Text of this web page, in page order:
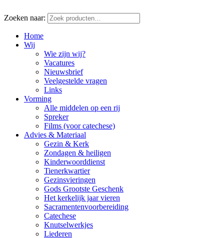
Zoeken naar:
Home
Wij
Wie zijn wij?
Vacatures
Nieuwsbrief
Veelgestelde vragen
Links
Vorming
Alle middelen op een rij
Spreker
Films (voor catechese)
Advies & Materiaal
Gezin & Kerk
Zondagen & heiligen
Kinderwoorddienst
Tienerkwartier
Gezinsvieringen
Gods Grootste Geschenk
Het kerkelijk jaar vieren
Sacramentenvoorbereiding
Catechese
Knutselwerkjes
Liederen